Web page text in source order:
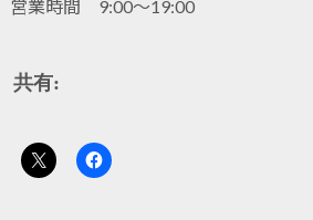
営業時間 9:00～19:00
共有: